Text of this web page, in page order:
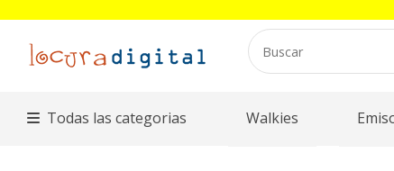
Todas las categorias Walkies